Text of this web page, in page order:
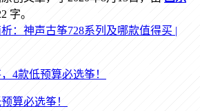
字。
：神声古筝728系列及哪款值得买 |
算必选筝！